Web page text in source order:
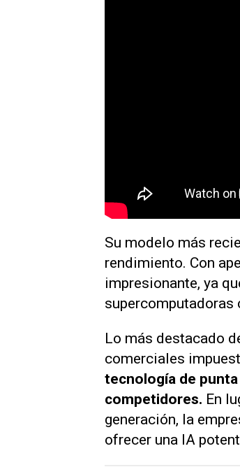
Su modelo más
rendimiento. Con
impresionante, ya
supercomputadoras
Lo más destacado
comerciales
tecnología de
competidores. En
generación, la
ofrecer una IA